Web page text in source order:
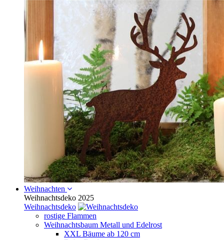
Weihnachten
Weihnachtsdeko 2025
Weihnachtsdeko
rostige Flammen
Weihnachtsbaum Metall und Edelrost
XXL Bäume ab 120 cm